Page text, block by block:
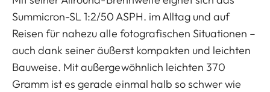
Summicron-SL 1:2/50 ASPH. im Alltag und auf
Reisen für nahezu alle fotografischen Situationen –
auch dank seiner äußerst kompakten und leichten
Bauweise. Mit außergewöhnlich leichten 370
Gramm ist es gerade einmal halb so schwer wie